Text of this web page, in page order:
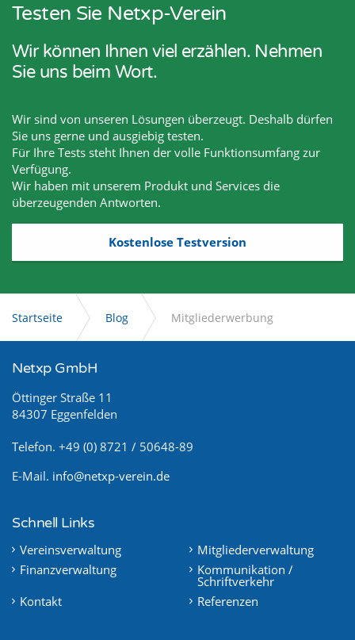
Testen Sie Netxp-Verein
Wir können Ihnen viel erzählen. Nehmen
Sie uns beim Wort.
Wir sind von unseren Lösungen überzeugt. Deshalb dürfen
Sie uns gerne und ausgiebig testen.
Für Ihre Tests steht Ihnen der volle Funktionsumfang zur
Verfügung.
Wir haben mit unserem Produkt und Services die
überzeugenden Antworten.
Kostenlose Testversion
Startseite Blog Mitgliederwerbung
Netxp GmbH
Öttinger Straße 11
84307 Eggenfelden
Telefon. +49 (0) 8721 / 50648-89
E-Mail. info@netxp-verein.de
Schnell Links
Vereinsverwaltung
Mitgliederverwaltung
Finanzverwaltung
Kommunikation /
Schriftverkehr
Kontakt
Referenzen